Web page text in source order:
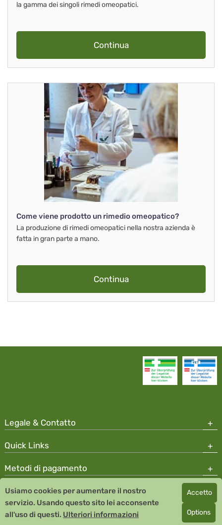
la gamma dei singoli rimedi omeopatici.
Continua
Come viene prodotto un rimedio omeopatico?
La produzione di rimedi omeopatici nella nostra azienda è
fatta in gran parte a mano.
Continua
Legale & Contatto
Quick Links
Metodi di pagamento
Copyright © 2026 Team Santé Salvator Apotheke
Remedia Homeopathy GmbH GMP certified pharmaceutical
manufacturer
Usiamo cookies per aumentare il nostro
servizio. Usando questo sito lei acconsente
all'uso di questi. Ulteriori informazioni
Accetto
Options